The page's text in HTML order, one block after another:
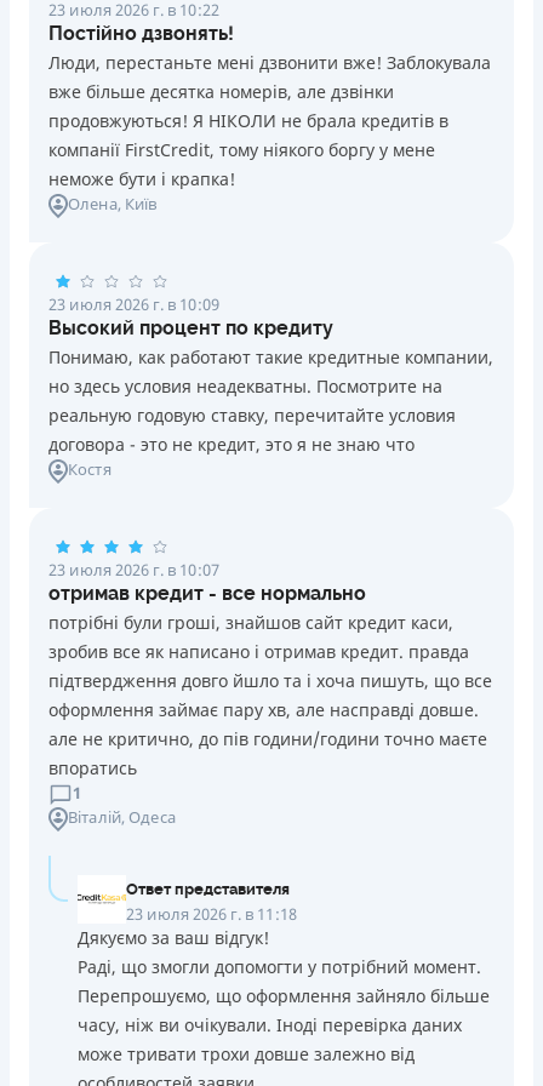
23 июля 2026 г. в 10:22
Постійно дзвонять!
Люди, перестаньте мені дзвонити вже! Заблокувала
вже більше десятка номерів, але дзвінки
продовжуються! Я НІКОЛИ не брала кредитів в
компанії FirstCredit, тому ніякого боргу у мене
неможе бути і крапка!
Олена, Київ
23 июля 2026 г. в 10:09
Высокий процент по кредиту
Понимаю, как работают такие кредитные компании,
но здесь условия неадекватны. Посмотрите на
реальную годовую ставку, перечитайте условия
договора - это не кредит, это я не знаю что
Костя
23 июля 2026 г. в 10:07
отримав кредит - все нормально
потрібні були гроші, знайшов сайт кредит каси,
зробив все як написано і отримав кредит. правда
підтвердження довго йшло та і хоча пишуть, що все
оформлення займає пару хв, але насправді довше.
але не критично, до пів години/години точно маєте
впоратись
1
Віталій, Одеса
Ответ представителя
23 июля 2026 г. в 11:18
Дякуємо за ваш відгук!
Раді, що змогли допомогти у потрібний момент.
Перепрошуємо, що оформлення зайняло більше
часу, ніж ви очікували. Іноді перевірка даних
може тривати трохи довше залежно від